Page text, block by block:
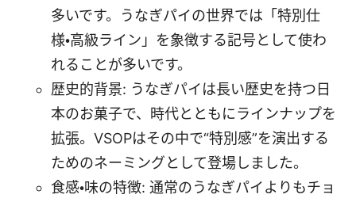
多いです。うなぎパイの世界では「特別仕
様・高級ライン」を象徴する記号として使わ
れることが多いです。
歴史的背景: うなぎパイは長い歴史を持つ日
本のお菓子で、時代とともにラインナップを
拡張。VSOPはその中で“特別感”を演出する
ためのネーミングとして登場しました。
食感・味の特徴: 通常のうなぎパイよりもチョ